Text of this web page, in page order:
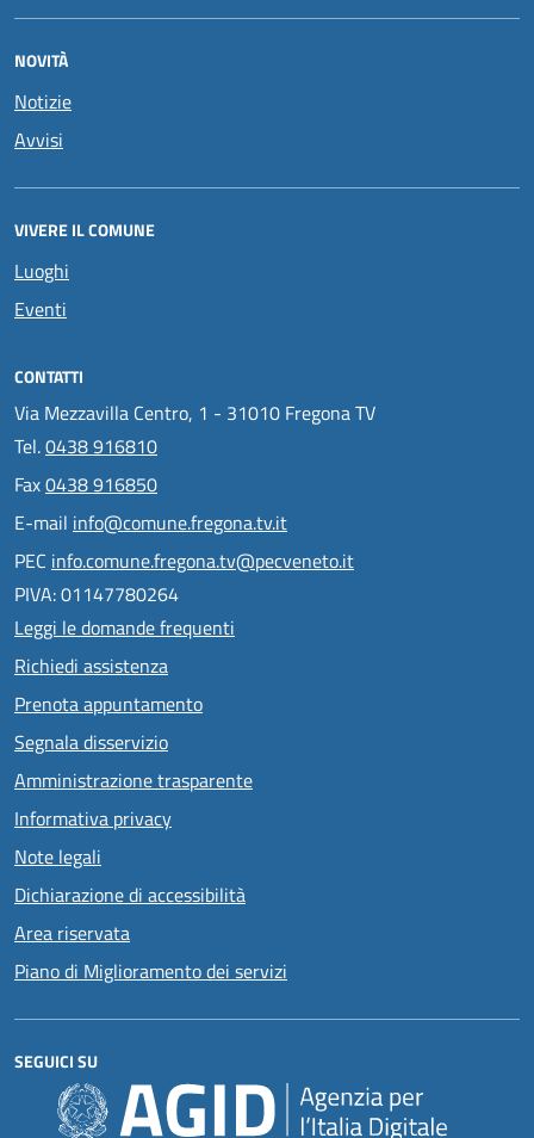
NOVITÀ
Notizie
Avvisi
VIVERE IL COMUNE
Luoghi
Eventi
CONTATTI
Via Mezzavilla Centro, 1 - 31010 Fregona TV
Tel.0438 916810
Fax0438 916850
E-mail info@comune.fregona.tv.it
PEC info.comune.fregona.tv@pecveneto.it
PIVA: 01147780264
Leggi le domande frequenti
Richiedi assistenza
Prenota appuntamento
Segnala disservizio
Amministrazione trasparente
Informativa privacy
Note legali
Dichiarazione di accessibilità
Area riservata
Piano di Miglioramento dei servizi
SEGUICI SU